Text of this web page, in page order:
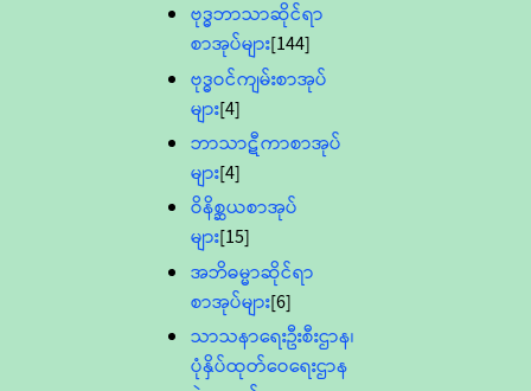
ဗုဒ္ဓဘာသာဆိုင်ရာ
စာအုပ်များ[144]
ဗုဒ္ဓဝင်ကျမ်းစာအုပ်
များ[4]
ဘာသာဋီကာစာအုပ်
များ[4]
ဝိနိစ္ဆယစာအုပ်
များ[15]
အဘိဓမ္မာဆိုင်ရာ
စာအုပ်များ[6]
သာသနာရေးဦးစီးဌာန၊
ပုံနှိပ်ထုတ်ဝေရေးဌာန